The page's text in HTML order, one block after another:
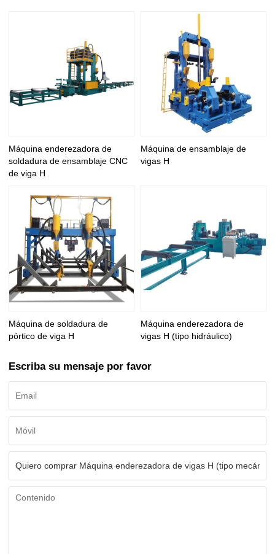
Máquina enderezadora de
soldadura de ensamblaje CNC
de viga H
Máquina de ensamblaje de
vigas H
Máquina de soldadura de
pórtico de viga H
Máquina enderezadora de
vigas H (tipo hidráulico)
Escriba su mensaje por favor